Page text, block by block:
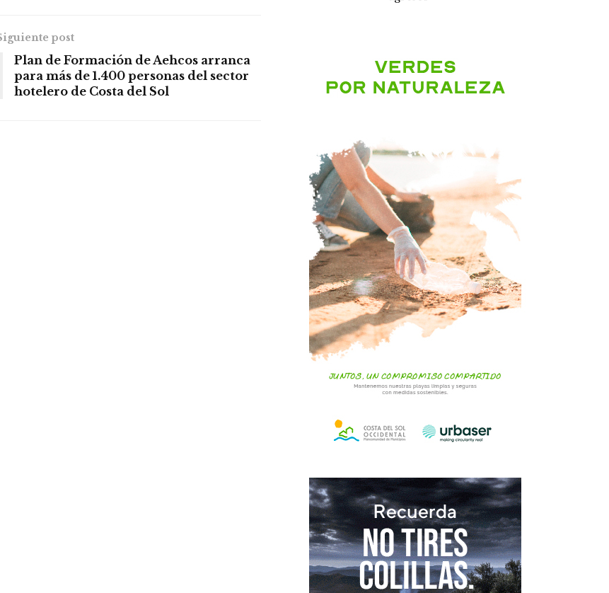
post
Plan de Formación de Aehcos arranca
para más de 1.400 personas del sector
hotelero de Costa del Sol